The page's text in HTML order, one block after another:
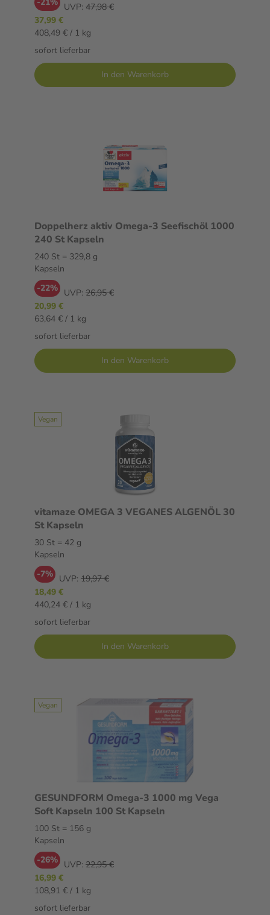
UVP: 47,98 €
37,99 €
408,49 € / 1 kg
sofort lieferbar
In den Warenkorb
Doppelherz aktiv Omega-3 Seefischöl 1000
240 St Kapseln
240 St = 329,8 g
Kapseln
-22% UVP: 26,95 €
20,99 €
63,64 € / 1 kg
sofort lieferbar
In den Warenkorb
Vegan
vitamaze OMEGA 3 VEGANES ALGENÖL 30
St Kapseln
30 St = 42 g
Kapseln
-7% UVP: 19,97 €
18,49 €
440,24 € / 1 kg
sofort lieferbar
In den Warenkorb
Vegan
GESUNDFORM Omega-3 1000 mg Vega
Soft Kapseln 100 St Kapseln
100 St = 156 g
Kapseln
-26% UVP: 22,95 €
16,99 €
108,91 € / 1 kg
sofort lieferbar